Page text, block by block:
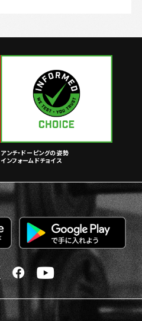
アンチ・ドーピングの姿勢
インフォームドチョイス